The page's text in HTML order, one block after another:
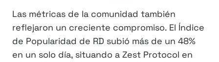
Las métricas de la comunidad también
reflejaron un creciente compromiso. El Índice
de Popularidad de RD subió más de un 48%
en un solo día, situando a Zest Protocol en